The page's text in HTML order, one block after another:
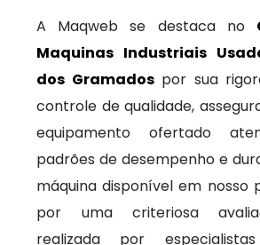
A Maqweb se destaca no
Maquinas Industriais
dos Gramadospor sua
controle de qualidade,
equipamento ofertado
padrões de desempenho e
máquina disponível em nosso
por uma criteriosa
realizada por